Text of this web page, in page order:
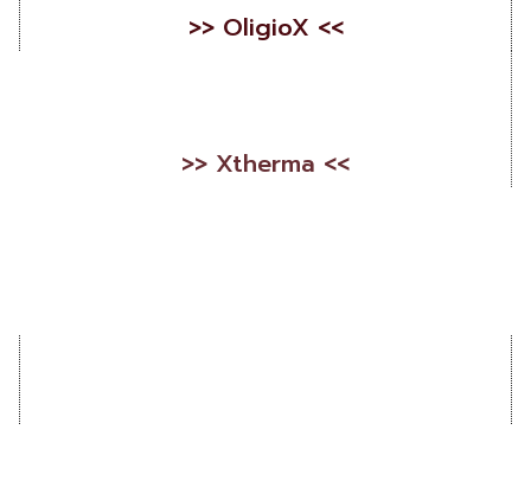
>> OligioX <<
>> Xtherma <<